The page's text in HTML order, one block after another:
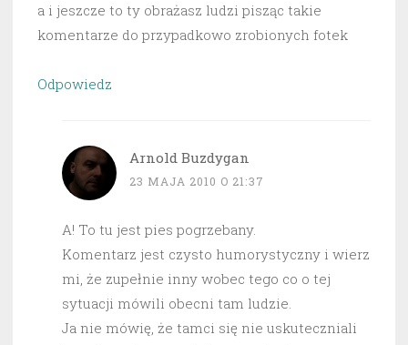
a i jeszcze to ty obrażasz ludzi pisząc takie
komentarze do przypadkowo zrobionych fotek
Odpowiedz
Arnold Buzdygan
23 MAJA 2010 O 21:37
A! To tu jest pies pogrzebany.
Komentarz jest czysto humorystyczny i wierz
mi, że zupełnie inny wobec tego co o tej
sytuacji mówili obecni tam ludzie.
Ja nie mówię, że tamci się nie uskuteczniali